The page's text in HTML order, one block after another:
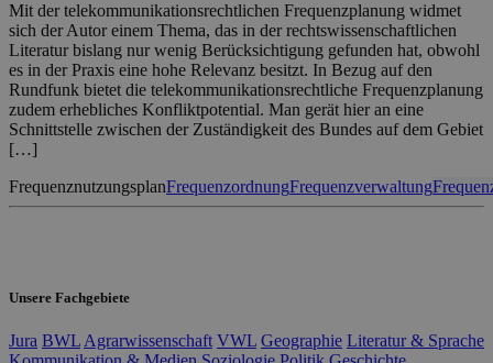
Mit der telekommunikationsrechtlichen Frequenzplanung widmet
sich der Autor einem Thema, das in der rechtswissenschaftlichen
Literatur bislang nur wenig Berücksichtigung gefunden hat, obwohl
es in der Praxis eine hohe Relevanz besitzt. In Bezug auf den
Rundfunk bietet die telekommunikationsrechtliche Frequenzplanung
zudem erhebliches Konfliktpotential. Man gerät hier an eine
Schnittstelle zwischen der Zuständigkeit des Bundes auf dem Gebiet
[…]
FrequenznutzungsplanFrequenzordnungFrequenzverwaltung
Unsere Fachgebiete
Jura BWL Agrarwissenschaft VWL Geographie Literatur & Sprache